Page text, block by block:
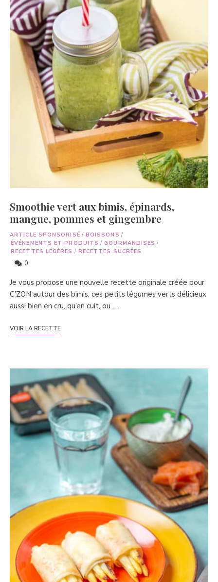
Smoothie vert aux bimis, épinards,
mangue, pommes et gingembre
ARTICLE SPONSORISÉ / BOISSONS /
ÉVÉNEMENTS ET PRODUITS / GOURMANDISES /
RECETTES LÉGÈRES / RECETTES SUCRÉES
0
Je vous propose une nouvelle recette originale créée pour
C’ZON autour des bimis, ces petits légumes verts délicieux
aussi bien en cru, qu’en cuit, ou …
VOIR LA RECETTE